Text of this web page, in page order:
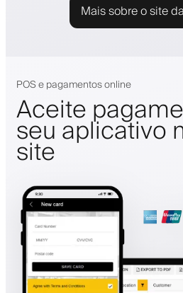
Mais sobre o site
POS e pagamentos online
Aceite
seu aplicativo
site